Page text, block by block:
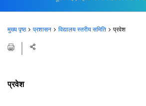
मुख्य पृष्ठ प्रशासन विद्यालय स्तरीय समिति प्रवेश
प्रवेश